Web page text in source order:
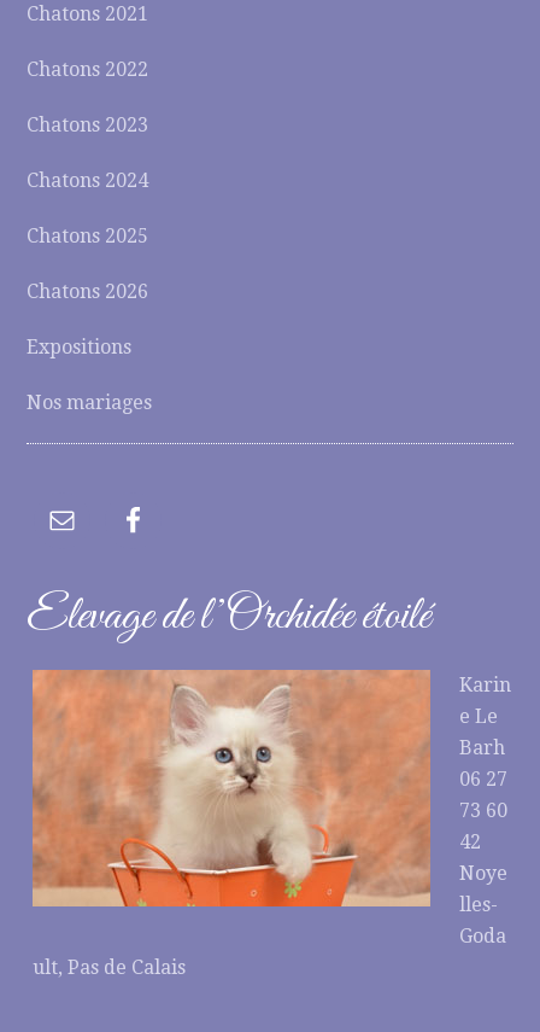
Chatons 2021
Chatons 2022
Chatons 2023
Chatons 2024
Chatons 2025
Chatons 2026
Expositions
Nos mariages
Elevage de l’Orchidée étoilé
Karin
e Le
Barh
06 27
73 60
42
Noye
lles-
Goda
ult, Pas de Calais